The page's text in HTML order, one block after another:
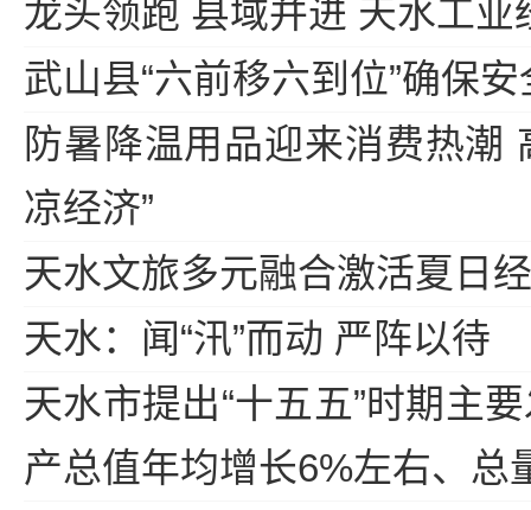
龙头领跑 县域并进 天水工业
武山县“六前移六到位”确保
防暑降温用品迎来消费热潮
凉经济”
天水文旅多元融合激活夏日
天水：闻“汛”而动 严阵以待
天水市提出“十五五”时期主
产总值年均增长6%左右、总